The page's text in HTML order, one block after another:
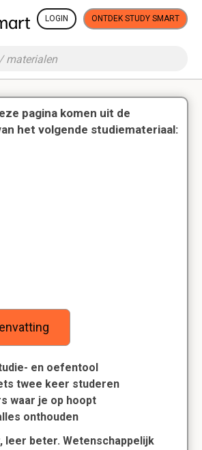
LOGIN ONTDEK STUDY SMART
pagina komen uit de
het volgende studiemateriaal:
en oefentool
twee keer studeren
waar je op hoopt
onthouden
leer beter. Wetenschappelijk